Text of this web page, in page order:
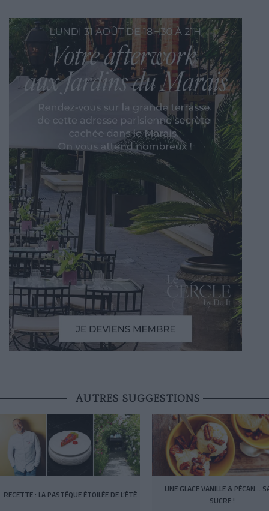
AUTRES SUGGESTIONS
RECETTE : LA PASTÈQUE ÉTOILÉE DE L’ÉTÉ
UNE GLACE VANILLE & PÉCAN…
SUCRE !